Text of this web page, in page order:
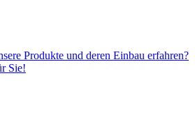
Produkte und deren Einbau erfahren?
Sie!